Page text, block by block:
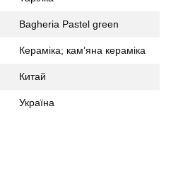
Bagheria Pastel green
Кераміка; кам’яна кераміка
Китай
Україна